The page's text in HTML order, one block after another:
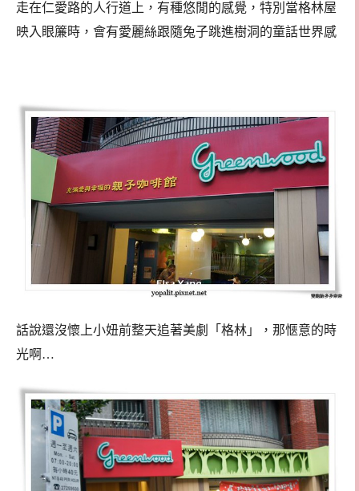
走在仁愛路的人行道上，有種悠閒的感覺，特別當格林屋
映入眼簾時，會有愛麗絲跟隨兔子跳進樹洞的童話世界感
話說還沒懷上小妞前整天追著美劇「格林」，那愜意的時
光啊…